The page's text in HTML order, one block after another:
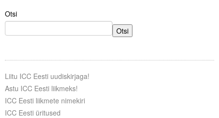
Otsi
Otsi
Liitu ICC Eesti uudiskirjaga!
Astu ICC Eesti liikmeks!
ICC Eesti liikmete nimekiri
ICC Eesti üritused